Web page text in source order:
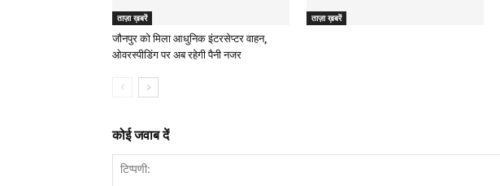
ताज़ा ख़बरें
जौनपुर को मिला आधुनिक इंटरसेप्टर वाहन,
ओवरस्पीडिंग पर अब रहेगी पैनी नजर
ताज़ा ख़बरें
कोई जवाब दें